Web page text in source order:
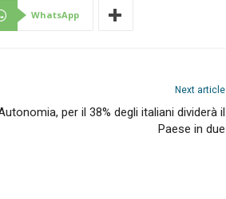
WhatsApp
Next article
per il 38% degli italiani dividerà il
Paese in due